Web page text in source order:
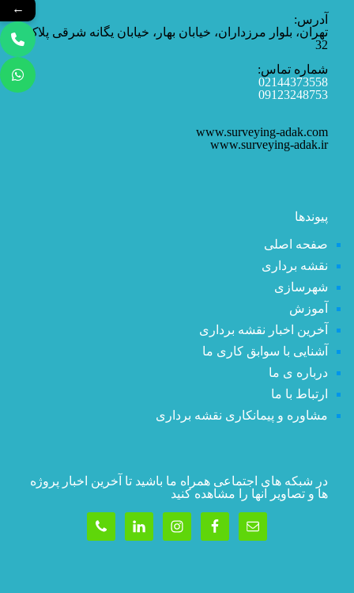
آدرس:
تهران، بلوار مرزداران، خیابان بهار، خیابان یگانه شرقی پلاک
32
شماره تماس:
02144373558
09123248753
www.surveying-adak.com
www.surveying-adak.ir
پیوندها
صفحه اصلی
نقشه برداری
شهرسازی
آموزش
آخرین اخبار نقشه برداری
آشنایی با سوابق کاری ما
درباره ی ما
ارتباط با ما
مشاوره و پیمانکاری نقشه برداری
در شبکه های اجتماعی همراه ما باشید تا آخرین اخبار پروژه
ها و تصاویر آنها را مشاهده کنید
←